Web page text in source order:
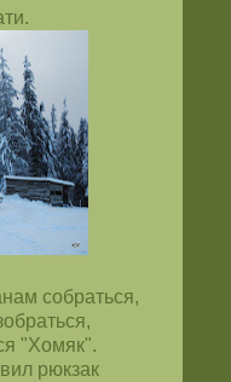
собраться,
"Хомяк".
рюкзак